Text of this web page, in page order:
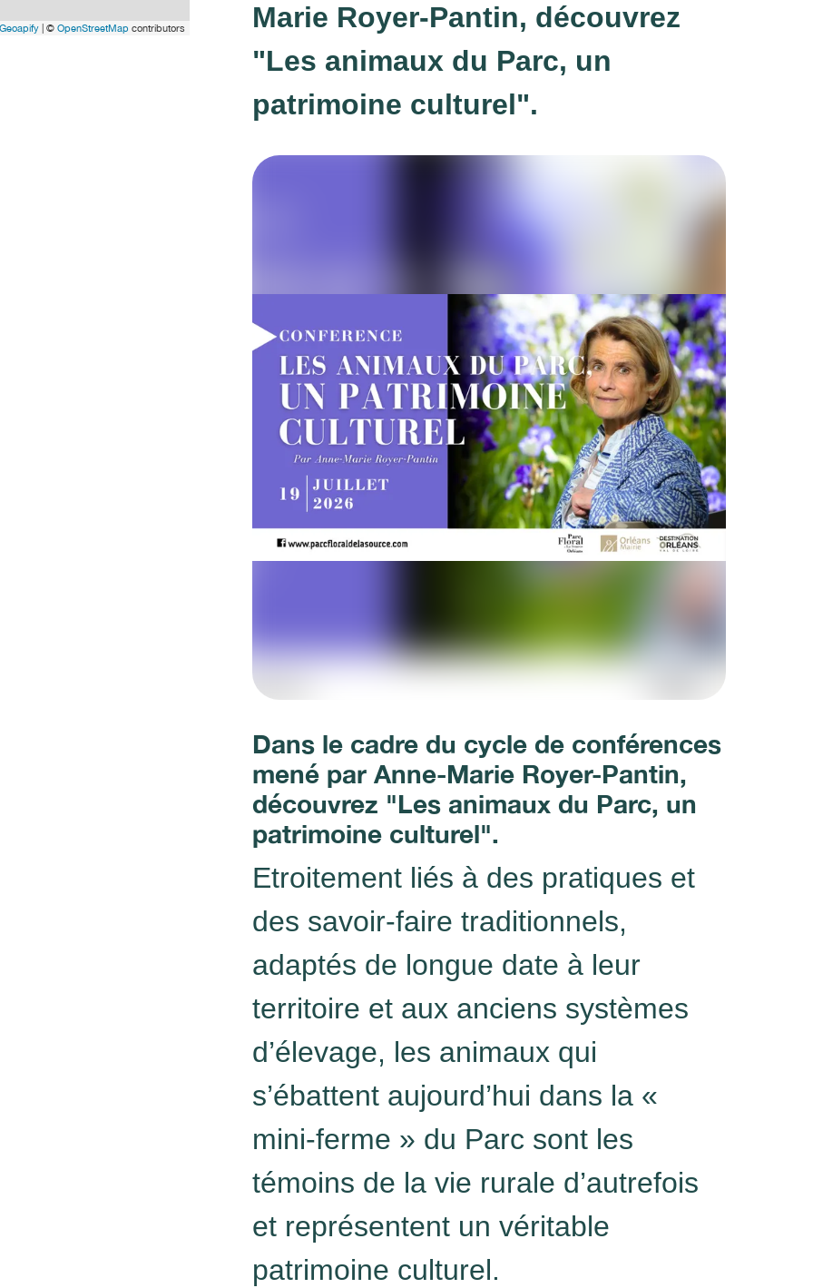
Geoapify | © OpenStreetMap contributors
Marie Royer-Pantin, découvrez
"Les animaux du Parc, un
patrimoine culturel".
Dans le cadre du cycle de conférences
mené par Anne-Marie Royer-Pantin,
découvrez "Les animaux du Parc, un
patrimoine culturel".
Etroitement liés à des pratiques et
des savoir-faire traditionnels,
adaptés de longue date à leur
territoire et aux anciens systèmes
d’élevage, les animaux qui
s’ébattent aujourd’hui dans la «
mini-ferme » du Parc sont les
témoins de la vie rurale d’autrefois
et représentent un véritable
patrimoine culturel.